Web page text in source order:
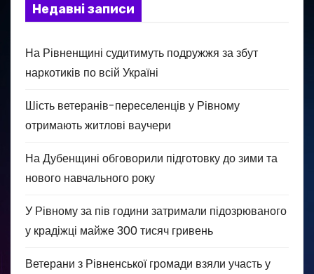
Недавні записи
На Рівненщині судитимуть подружжя за збут
наркотиків по всій Україні
Шість ветеранів-переселенців у Рівному
отримають житлові ваучери
На Дубенщині обговорили підготовку до зими та
нового навчального року
У Рівному за пів години затримали підозрюваного
у крадіжці майже 300 тисяч гривень
Ветерани з Рівненської громади взяли участь у